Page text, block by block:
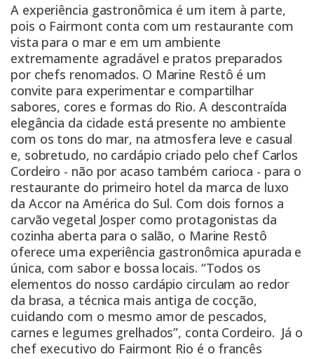
A experiência gastronômica é um item à parte,
pois o Fairmont conta com um restaurante com
vista para o mar e em um ambiente
extremamente agradável e pratos preparados
por chefs renomados. O Marine Restô é um
convite para experimentar e compartilhar
sabores, cores e formas do Rio. A descontraída
elegância da cidade está presente no ambiente
com os tons do mar, na atmosfera leve e casual
e, sobretudo, no cardápio criado pelo chef Carlos
Cordeiro - não por acaso também carioca - para o
restaurante do primeiro hotel da marca de luxo
da Accor na América do Sul. Com dois fornos a
carvão vegetal Josper como protagonistas da
cozinha aberta para o salão, o Marine Restô
oferece uma experiência gastronômica apurada e
única, com sabor e bossa locais. “Todos os
elementos do nosso cardápio circulam ao redor
da brasa, a técnica mais antiga de cocção,
cuidando com o mesmo amor de pescados,
carnes e legumes grelhados”, conta Cordeiro. Já o
chef executivo do Fairmont Rio é o francês